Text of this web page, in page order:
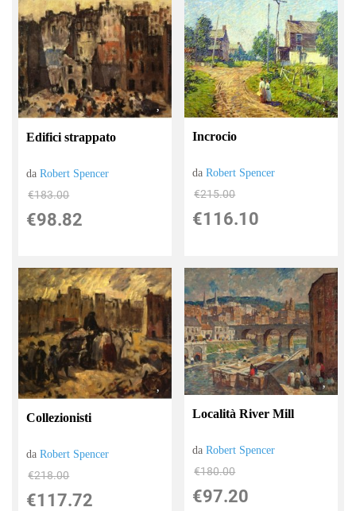
Edifici strappato
daRobert Spencer
€183.00
€98.82
Incrocio
daRobert Spencer
€215.00
€116.10
Collezionisti
daRobert Spencer
€218.00
€117.72
Località River Mill
daRobert Spencer
€180.00
€97.20